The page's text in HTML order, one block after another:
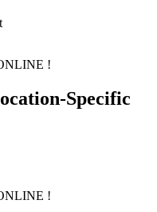
!
Specific
!